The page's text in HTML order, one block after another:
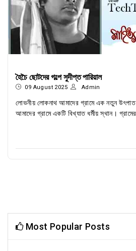
হৈচৈ ছোটদের গল্পে সুদীপ্ত পারিয়াল
09 August 2025 Admin
লোভনীয় লোকনাথ আমাদের গ্রামে এক নতুন উৎপাত
আমাদের গ্রামে একটি বিখ্যাত ধর্মীয় স্থান। গ্রামের
Most Popular Posts